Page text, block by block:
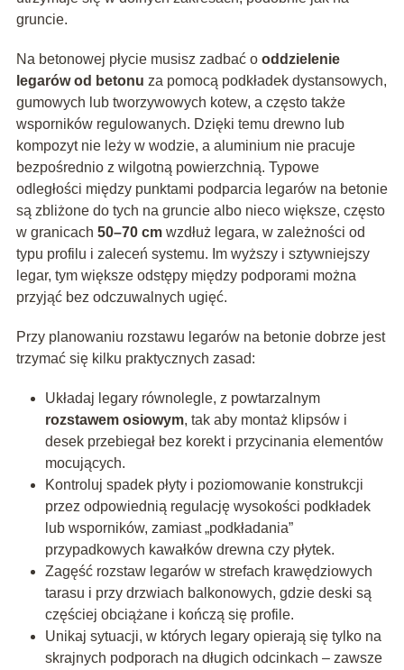
gruncie.
Na betonowej płycie musisz zadbać o oddzielenie
legarów od betonu za pomocą podkładek dystansowych,
gumowych lub tworzywowych kotew, a często także
wsporników regulowanych. Dzięki temu drewno lub
kompozyt nie leży w wodzie, a aluminium nie pracuje
bezpośrednio z wilgotną powierzchnią. Typowe
odległości między punktami podparcia legarów na betonie
są zbliżone do tych na gruncie albo nieco większe, często
w granicach 50–70 cmwzdłuż legara, w zależności od
typu profilu i zaleceń systemu. Im wyższy i sztywniejszy
legar, tym większe odstępy między podporami można
przyjąć bez odczuwalnych ugięć.
Przy planowaniu rozstawu legarów na betonie dobrze jest
trzymać się kilku praktycznych zasad:
Układaj legary równolegle, z powtarzalnym
rozstawem osiowym, tak aby montaż klipsów i
desek przebiegał bez korekt i przycinania elementów
mocujących.
Kontroluj spadek płyty i poziomowanie konstrukcji
przez odpowiednią regulację wysokości podkładek
lub wsporników, zamiast „podkładania”
przypadkowych kawałków drewna czy płytek.
Zagęść rozstaw legarów w strefach krawędziowych
tarasu i przy drzwiach balkonowych, gdzie deski są
częściej obciążane i kończą się profile.
Unikaj sytuacji, w których legary opierają się tylko na
skrajnych podporach na długich odcinkach – zawsze